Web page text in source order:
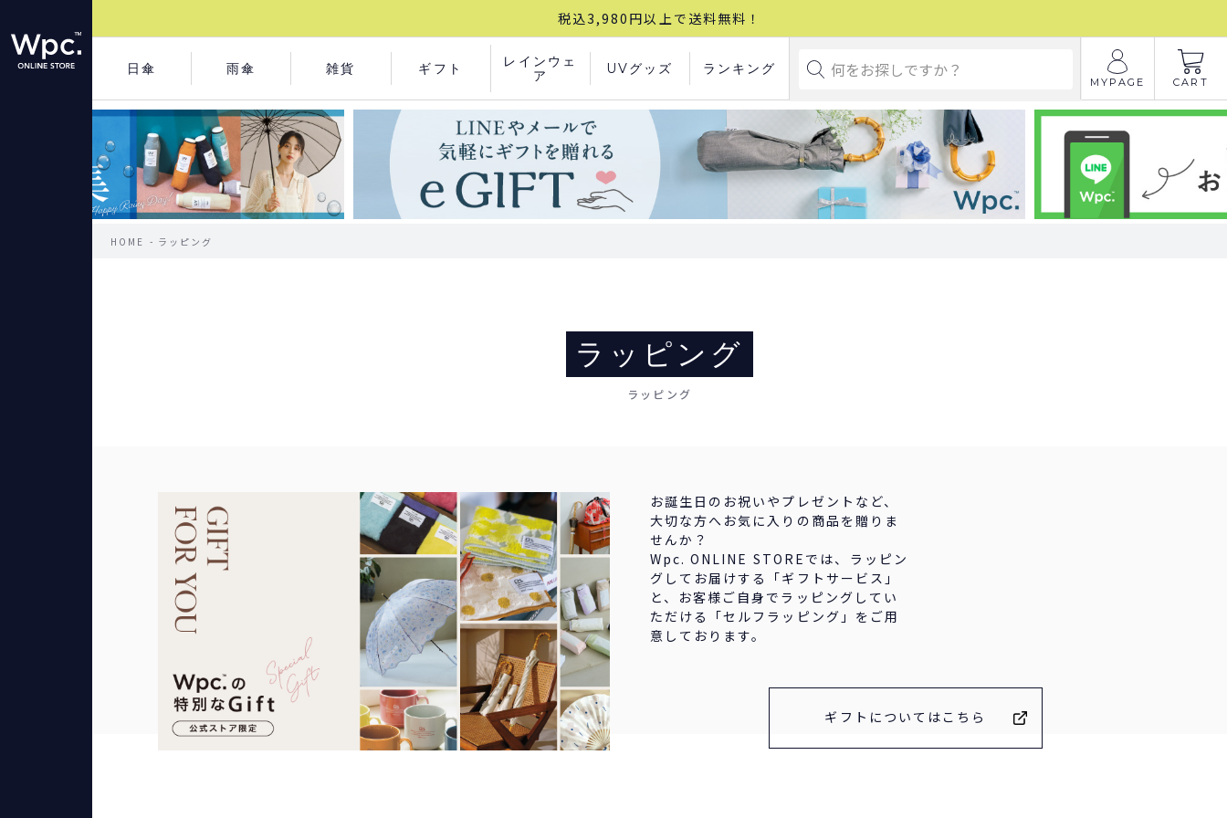
税込3,980円以上で送料無料！
日傘 雨傘 雑貨 ギフト
レインウェ
ア
UVグッズ ランキング
MYPAGE CART
HOME ラッピング
ラッピング
ラッピング
お誕生日のお祝いやプレゼントなど、
大切な方へお気に入りの商品を贈りま
せんか？
Wpc. ONLINE STOREでは、ラッピン
グしてお届けする「ギフトサービス」
と、お客様ご自身でラッピングしてい
ただける「セルフラッピング」をご用
意しております。
ギフトについてはこちら